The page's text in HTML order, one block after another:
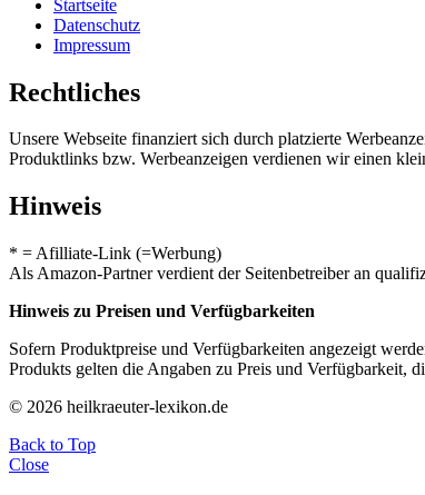
Startseite
Datenschutz
Impressum
Rechtliches
Unsere Webseite finanziert sich durch platzierte
Produktlinks bzw. Werbeanzeigen verdienen wir einen
Hinweis
* = Afilliate-Link (=Werbung)
Als Amazon-Partner verdient der Seitenbetreiber an
Hinweis zu Preisen und Verfügbarkeiten
Sofern Produktpreise und Verfügbarkeiten angezeigt
Produkts gelten die Angaben zu Preis und Verfügbarkeit,
© 2026 heilkraeuter-lexikon.de
Back to Top
Close